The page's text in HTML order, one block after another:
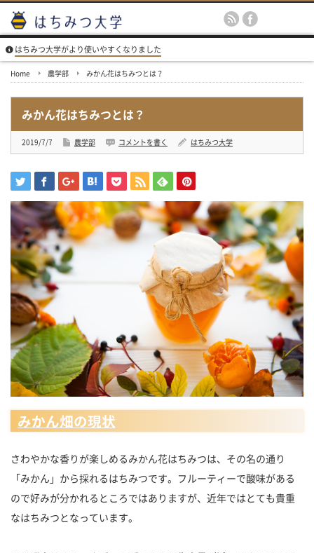
はちみつ大学がより使いやすくなりました
Home 農学部 みかん花はちみつとは？
みかん花はちみつとは？
2019/7/7 農学部 コメントを書く はちみつ大学
みかん畑の現状
さわやかな香りが楽しめるみかん花はちみつは、その名の通り
「みかん」から採れるはちみつです。フルーティーで酸味がある
ので好みが分かれるところではありますが、近年ではとても貴重
なはちみつとなっています。